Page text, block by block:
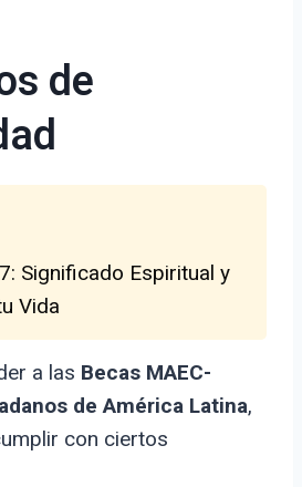
de
Significado Espiritual y
Vida
a las Becas MAEC-
de América Latina,
con ciertos